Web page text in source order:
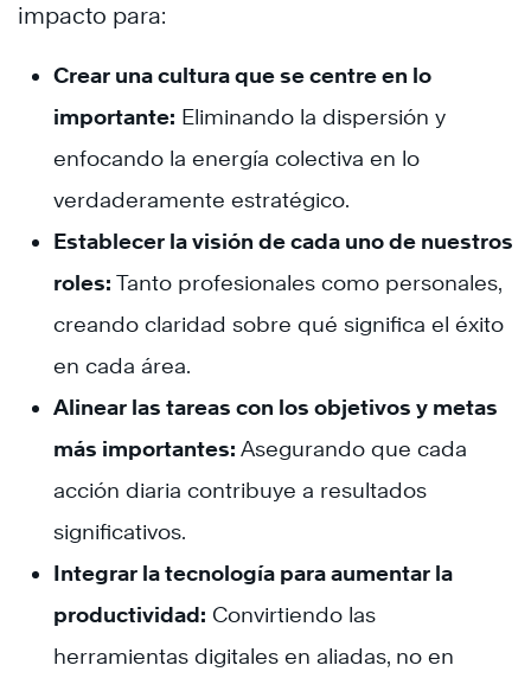
impacto para:
Crear una cultura que se centre en lo
importante: Eliminando la dispersión y
enfocando la energía colectiva en lo
verdaderamente estratégico.
Establecer la visión de cada uno de nuestros
roles: Tanto profesionales como personales,
creando claridad sobre qué significa el éxito
en cada área.
Alinear las tareas con los objetivos y metas
más importantes: Asegurando que cada
acción diaria contribuye a resultados
significativos.
Integrar la tecnología para aumentar la
productividad: Convirtiendo las
herramientas digitales en aliadas, no en